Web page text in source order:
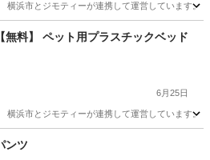
横浜市とジモティーが連携して運営しています
リユース
無料】 ペット用プラスチックベッド
6月25日
横浜市とジモティーが連携して運営していま
ンツ